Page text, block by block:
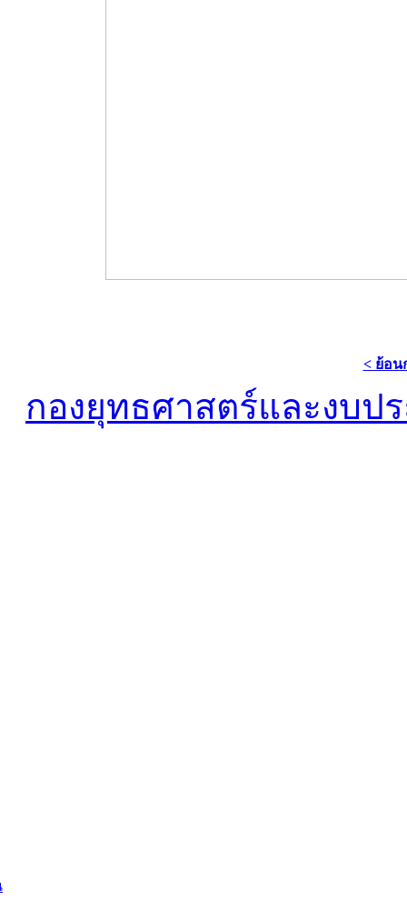
< ย้อน
กองยุทธศาสตร์และงบป